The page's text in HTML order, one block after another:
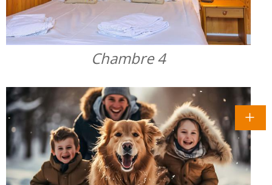
Chambre 4